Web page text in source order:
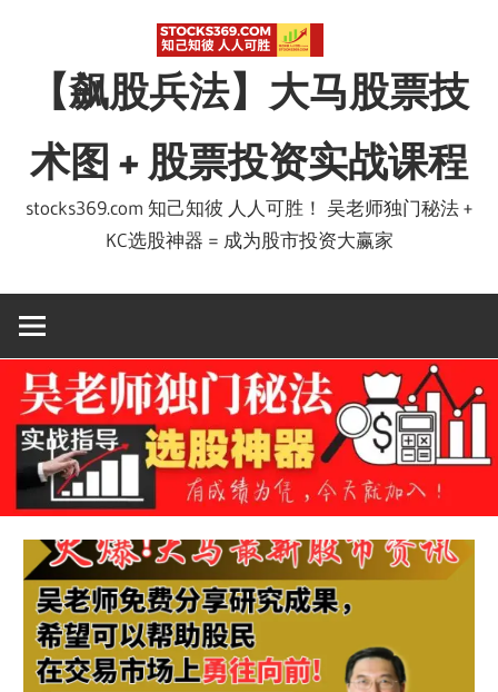
【飙股兵法】大马股票技
术图 + 股票投资实战课程
stocks369.com 知己知彼 人人可胜！ 吴老师独门秘法 +
KC选股神器 = 成为股市投资大赢家